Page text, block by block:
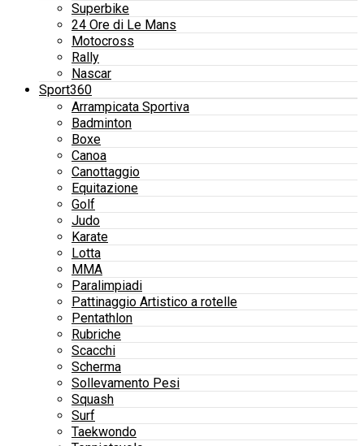
Superbike
24 Ore di Le Mans
Motocross
Rally
Nascar
Sport360
Arrampicata Sportiva
Badminton
Boxe
Canoa
Canottaggio
Equitazione
Golf
Judo
Karate
Lotta
MMA
Paralimpiadi
Pattinaggio Artistico a rotelle
Pentathlon
Rubriche
Scacchi
Scherma
Sollevamento Pesi
Squash
Surf
Taekwondo